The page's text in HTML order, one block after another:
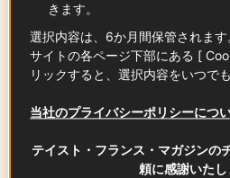
ブリオッシュ
1ロール
無塩バター
きます。
選択内容は、6か月間保管されます
サイトの各ページ下部にある [
リックすると、選択内容をいつで
当社のプライバシーポリシーにつ
テイスト・フランス・マガジンの
頼に感謝いたし